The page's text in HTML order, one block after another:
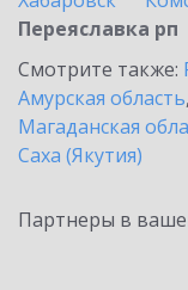
Переяславка рп
Смотрите также:
Амурская область,
Магаданская
Саха (Якутия)
Партнеры в